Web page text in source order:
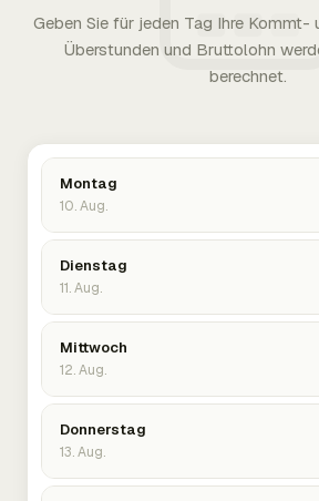
Geben Sie für jeden Tag Ihre Kommt-
Überstunden und Bruttolohn
berechnet.
Montag
10. Aug.
Dienstag
11. Aug.
Mittwoch
12. Aug.
Donnerstag
13. Aug.